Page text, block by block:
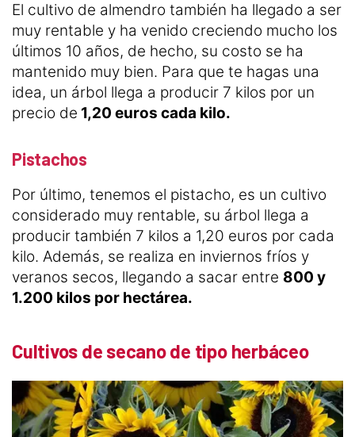
El cultivo de almendro también ha llegado a ser
muy rentable y ha venido creciendo mucho los
últimos 10 años, de hecho, su costo se ha
mantenido muy bien. Para que te hagas una
idea, un árbol llega a producir 7 kilos por un
precio de 1,20 euros cada kilo.
Pistachos
Por último, tenemos el pistacho, es un cultivo
considerado muy rentable, su árbol llega a
producir también 7 kilos a 1,20 euros por cada
kilo. Además, se realiza en inviernos fríos y
veranos secos, llegando a sacar entre 800 y
1.200 kilos por hectárea.
Cultivos de secano de tipo herbáceo